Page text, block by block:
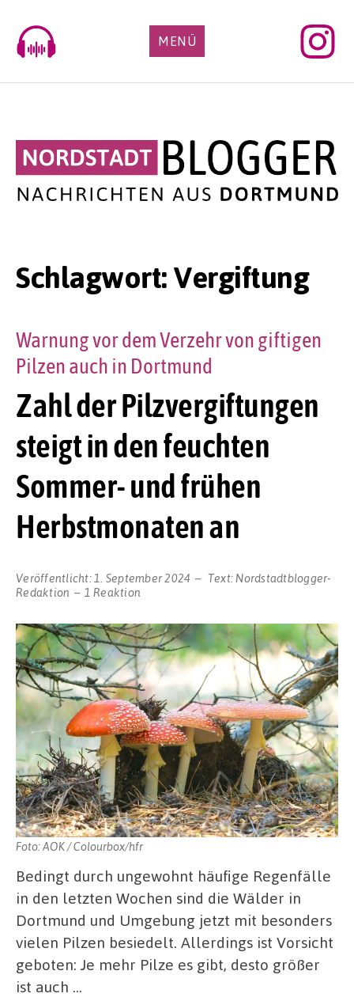
content
MENÜ
Schlagwort:Vergiftung
Zahl der Pilzvergiftungen
steigt in den feuchten
Sommer- und frühen
Herbstmonaten an
Warnung vor dem Verzehr von giftigen
Pilzen auch in Dortmund
Veröffentlicht: 1. September 2024 Text: Nordstadtblogger-
Redaktion
1 Reaktion
Foto: AOK / Colourbox/hfr
Bedingt durch ungewohnt häufige Regenfälle
in den letzten Wochen sind die Wälder in
Dortmund und Umgebung jetzt mit besonders
vielen Pilzen besiedelt. Allerdings ist Vorsicht
geboten: Je mehr Pilze es gibt, desto größer
ist auch …